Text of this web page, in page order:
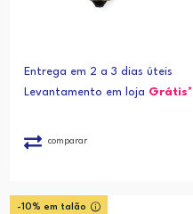
Entrega em 2 a 3 dias úteis
Levantamento em loja Grátis*
comparar
-10% em talão